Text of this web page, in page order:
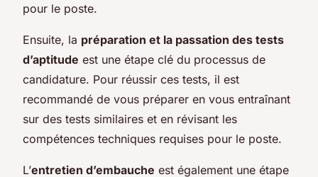
pour le poste.
Ensuite, la préparation et la passation des tests
d’aptitude est une étape clé du processus de
candidature. Pour réussir ces tests, il est
recommandé de vous préparer en vous entraînant
sur des tests similaires et en révisant les
compétences techniques requises pour le poste.
L’entretien d’embauche est également une étape